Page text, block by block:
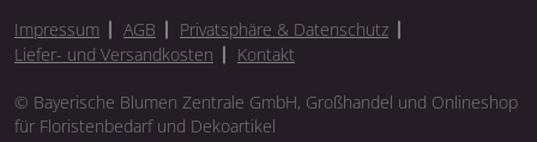
Impressum AGB
Privatsphäre & Datenschutz
Liefer- und Versandkosten
Kontakt
© Bayerische Blumen Zentrale GmbH, Großhandel und Onlineshop
für Floristenbedarf und Dekoartikel